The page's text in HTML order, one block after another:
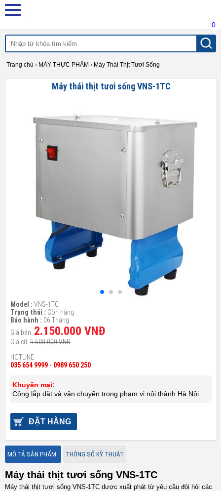
0
Trang chủ › MÁY THỰC PHẨM › Máy Thái Thịt Tươi Sống
Máy thái thịt tươi sống VNS-1TC
Model : VNS-1TC
Trạng thái : Còn hàng
Bảo hành : 06 Tháng
Giá bán: 2.150.000 VNĐ
Giá cũ: 5.600.000 VNĐ
HOTLINE
035 654 9999 - 0989 650 250
Khuyến mại:
Công lắp đặt và vận chuyển trong phạm vi nội thành Hà Nội .
ĐẶT HÀNG
MÔ TẢ SẢN PHẨM THÔNG SỐ KỸ THUẬT
Máy thái thịt tươi sống VNS-1TC
Máy thái thịt tươi sống VNS-1TC dược xuất phát từ yêu cầu đòi hỏi các